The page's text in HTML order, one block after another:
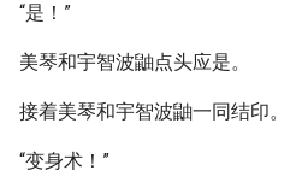
“是！”
美琴和宇智波鼬点头应是。
接着美琴和宇智波鼬一同结印。
“变身术！”